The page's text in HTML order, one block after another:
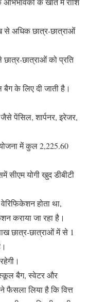
से अधिक छात्र-छात्राओं
छात्राओं को प्रति
के लिए दी जाती है।
पेंसिल, शार्पनर, इरेजर,
में कुल 2,225.60
सीएम योगी खुद डीबीटी
होता था,
कराया जा रहा है।
छात्र-छात्राओं में से 1
स्कूल बैग, स्वेटर और
फैसला लिया है कि वित्त